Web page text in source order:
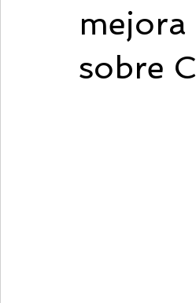
mejora
sobre